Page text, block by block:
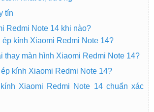
tín
Redmi Note 14 khi nào?
ép kính Xiaomi Redmi Note 14?
thay màn hình Xiaomi Redmi Note 14?
kính Xiaomi Redmi Note 14?
Xiaomi Redmi Note 14 chuẩn xác